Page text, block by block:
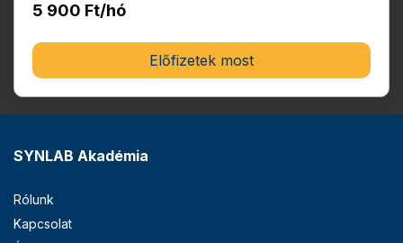
5 900 Ft/hó
Előfizetek most
SYNLAB Akadémia
Rólunk
Kapcsolat